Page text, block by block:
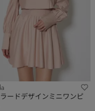
ードデザインミニワンピ